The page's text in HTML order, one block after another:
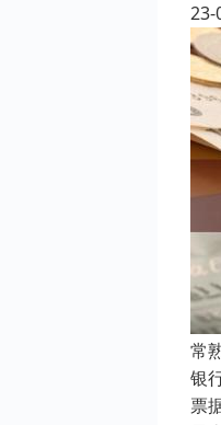
23-
常
银
票